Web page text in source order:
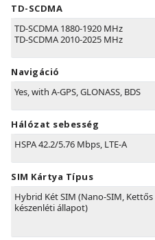
TD-SCDMA
TD-SCDMA 1880-1920 MHz
TD-SCDMA 2010-2025 MHz
Navigáció
Yes, with A-GPS, GLONASS, BDS
Hálózat sebesség
HSPA 42.2/5.76 Mbps, LTE-A
SIM Kártya Típus
Hybrid Két SIM (Nano-SIM, Kettős
készenléti állapot)